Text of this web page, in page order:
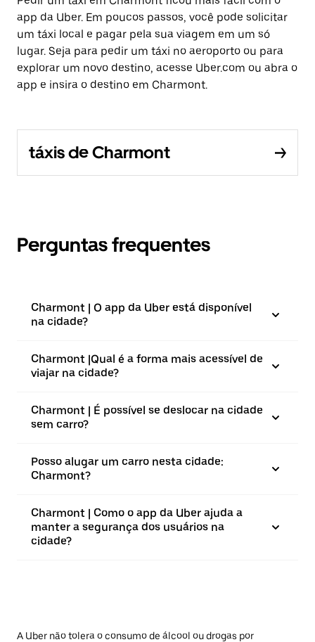
app da Uber. Em poucos passos, você pode solicitar
um táxi local e pagar pela sua viagem em um só
lugar. Seja para pedir um táxi no aeroporto ou para
explorar um novo destino, acesse Uber.com ou abra o
app e insira o destino em Charmont.
táxis de Charmont
Perguntas frequentes
Charmont | O app da Uber está disponível
na cidade?
Charmont |⁠Qual é a forma mais acessível de
viajar na cidade?
Charmont | É possível se deslocar na cidade
sem carro?
Posso alugar um carro nesta cidade:
Charmont?
Charmont | Como o app da Uber ajuda a
manter a segurança dos usuários na
cidade?
A Uber não tolera o consumo de álcool ou drogas por